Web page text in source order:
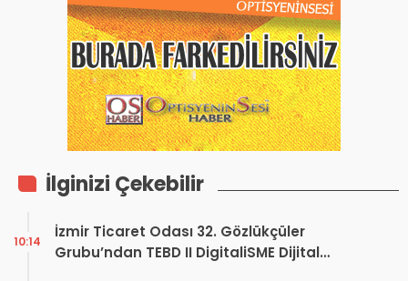
İlginizi Çekebilir
İzmir Ticaret Odası 32. Gözlükçüler
Grubu’ndan TEBD II DigitaliSME Dijital
10:14